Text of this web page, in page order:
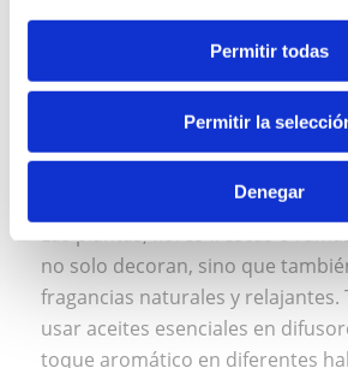
Permitir todas
Permitir la
Denegar
Las plantas, flores frescas o
no solo decoran, sino que
fragancias naturales y relajantes.
usar aceites esenciales en
toque aromático en diferentes